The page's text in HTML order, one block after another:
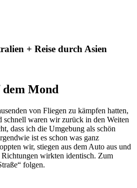
+ Reise durch Asien
dem Mond
von Fliegen zu kämpfen hatten,
schnell waren wir zurück in den Weiten
dass ich die Umgebung als schön
ist es schon was ganz
wir, stiegen aus dem Auto aus und
wirkten identisch. Zum
folgen.